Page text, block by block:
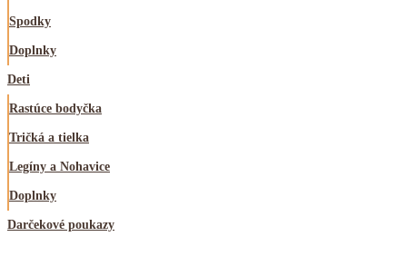
Spodky
Doplnky
Deti
Rastúce bodyčka
Tričká a tielka
Legíny a Nohavice
Doplnky
Darčekové poukazy